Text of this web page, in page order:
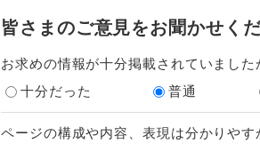
皆さまのご意見をお聞かせく
お求めの情報が十分掲載されていました
十分だった
普通
ページの構成や内容、表現は分かりやす